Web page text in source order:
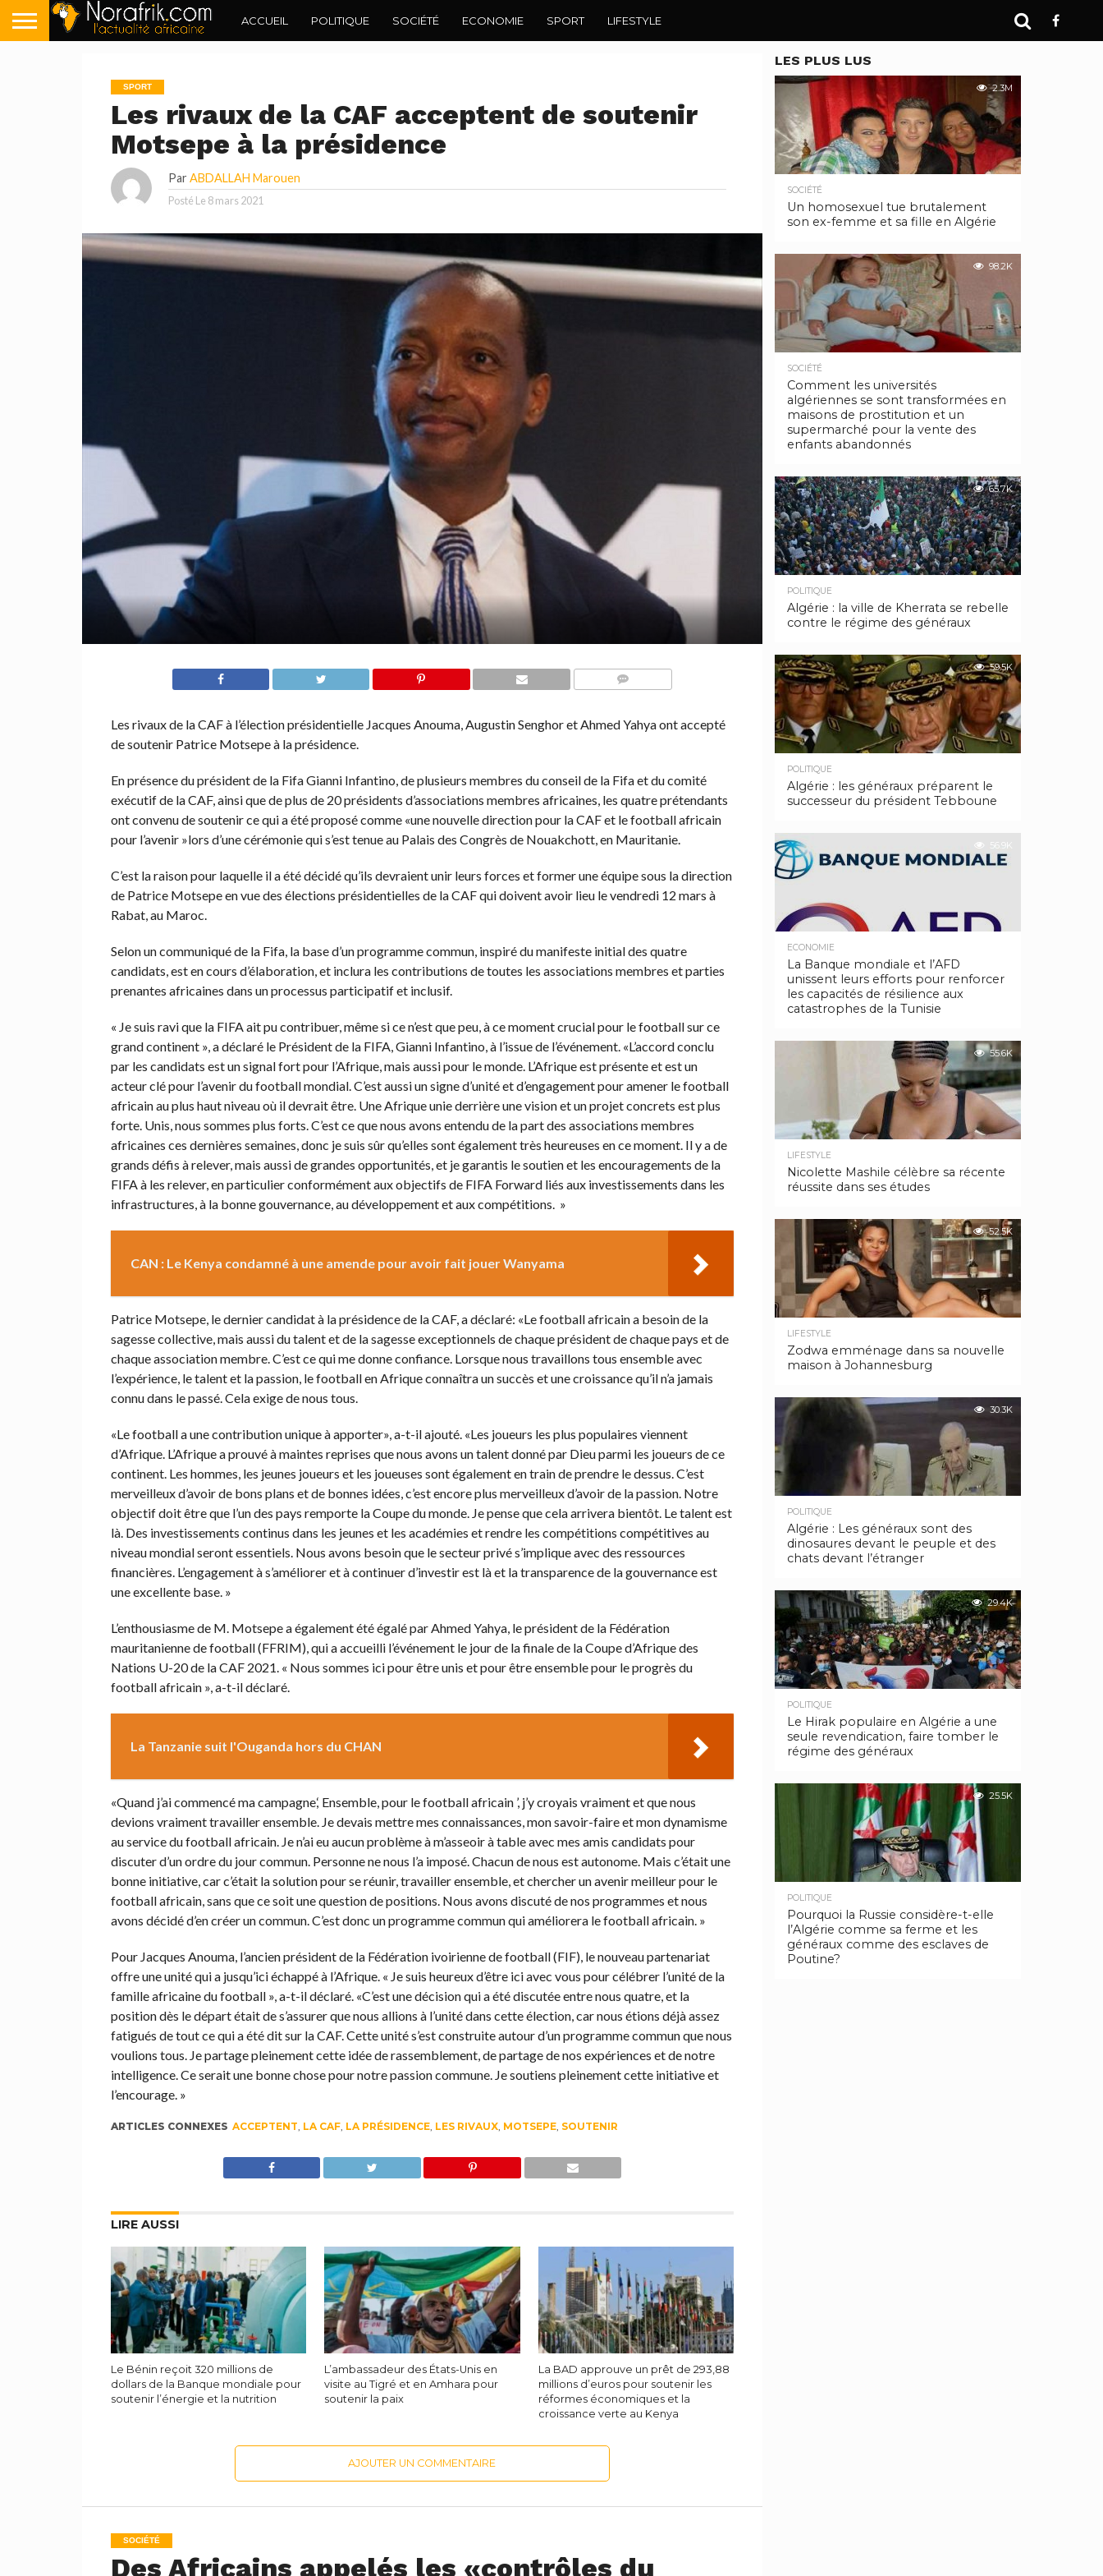
ACCUEIL POLITIQUE SOCIÉTÉ ECONOMIE SPORT LIFESTYLE
SPORT
Les rivaux de la CAF acceptent de soutenir
Motsepe à la présidence
Par ABDALLAH Marouen
Posté Le 8 mars 2021
Les rivaux de la CAF à l’élection présidentielle Jacques Anouma, Augustin Senghor et Ahmed Yahya ont accepté
de soutenir Patrice Motsepe à la présidence.
En présence du président de la Fifa Gianni Infantino, de plusieurs membres du conseil de la Fifa et du comité
exécutif de la CAF, ainsi que de plus de 20 présidents d’associations membres africaines, les quatre prétendants
ont convenu de soutenir ce qui a été proposé comme «une nouvelle direction pour la CAF et le football africain
pour l’avenir »lors d’une cérémonie qui s’est tenue au Palais des Congrès de Nouakchott, en Mauritanie.
C’est la raison pour laquelle il a été décidé qu’ils devraient unir leurs forces et former une équipe sous la direction
de Patrice Motsepe en vue des élections présidentielles de la CAF qui doivent avoir lieu le vendredi 12 mars à
Rabat, au Maroc.
Selon un communiqué de la Fifa, la base d’un programme commun, inspiré du manifeste initial des quatre
candidats, est en cours d’élaboration, et inclura les contributions de toutes les associations membres et parties
prenantes africaines dans un processus participatif et inclusif.
« Je suis ravi que la FIFA ait pu contribuer, même si ce n’est que peu, à ce moment crucial pour le football sur ce
grand continent », a déclaré le Président de la FIFA, Gianni Infantino, à l’issue de l’événement. «L’accord conclu
par les candidats est un signal fort pour l’Afrique, mais aussi pour le monde. L’Afrique est présente et est un
acteur clé pour l’avenir du football mondial. C’est aussi un signe d’unité et d’engagement pour amener le football
africain au plus haut niveau où il devrait être. Une Afrique unie derrière une vision et un projet concrets est plus
forte. Unis, nous sommes plus forts. C’est ce que nous avons entendu de la part des associations membres
africaines ces dernières semaines, donc je suis sûr qu’elles sont également très heureuses en ce moment. Il y a de
grands défis à relever, mais aussi de grandes opportunités, et je garantis le soutien et les encouragements de la
FIFA à les relever, en particulier conformément aux objectifs de FIFA Forward liés aux investissements dans les
infrastructures, à la bonne gouvernance, au développement et aux compétitions. »
CAN : Le Kenya condamné à une amende pour avoir fait jouer Wanyama
Patrice Motsepe, le dernier candidat à la présidence de la CAF, a déclaré: «Le football africain a besoin de la
sagesse collective, mais aussi du talent et de la sagesse exceptionnels de chaque président de chaque pays et de
chaque association membre. C’est ce qui me donne confiance. Lorsque nous travaillons tous ensemble avec
l’expérience, le talent et la passion, le football en Afrique connaîtra un succès et une croissance qu’il n’a jamais
connu dans le passé. Cela exige de nous tous.
«Le football a une contribution unique à apporter», a-t-il ajouté. «Les joueurs les plus populaires viennent
d’Afrique. L’Afrique a prouvé à maintes reprises que nous avons un talent donné par Dieu parmi les joueurs de ce
continent. Les hommes, les jeunes joueurs et les joueuses sont également en train de prendre le dessus. C’est
merveilleux d’avoir de bons plans et de bonnes idées, c’est encore plus merveilleux d’avoir de la passion. Notre
objectif doit être que l’un des pays remporte la Coupe du monde. Je pense que cela arrivera bientôt. Le talent est
là. Des investissements continus dans les jeunes et les académies et rendre les compétitions compétitives au
niveau mondial seront essentiels. Nous avons besoin que le secteur privé s’implique avec des ressources
financières. L’engagement à s’améliorer et à continuer d’investir est là et la transparence de la gouvernance est
une excellente base. »
L’enthousiasme de M. Motsepe a également été égalé par Ahmed Yahya, le président de la Fédération
mauritanienne de football (FFRIM), qui a accueilli l’événement le jour de la finale de la Coupe d’Afrique des
Nations U-20 de la CAF 2021. « Nous sommes ici pour être unis et pour être ensemble pour le progrès du
football africain », a-t-il déclaré.
La Tanzanie suit l'Ouganda hors du CHAN
«Quand j’ai commencé ma campagne,‘ Ensemble, pour le football africain ’, j’y croyais vraiment et que nous
devions vraiment travailler ensemble. Je devais mettre mes connaissances, mon savoir-faire et mon dynamisme
au service du football africain. Je n’ai eu aucun problème à m’asseoir à table avec mes amis candidats pour
discuter d’un ordre du jour commun. Personne ne nous l’a imposé. Chacun de nous est autonome. Mais c’était une
bonne initiative, car c’était la solution pour se réunir, travailler ensemble, et chercher un avenir meilleur pour le
football africain, sans que ce soit une question de positions. Nous avons discuté de nos programmes et nous
avons décidé d’en créer un commun. C’est donc un programme commun qui améliorera le football africain. »
Pour Jacques Anouma, l’ancien président de la Fédération ivoirienne de football (FIF), le nouveau partenariat
offre une unité qui a jusqu’ici échappé à l’Afrique. « Je suis heureux d’être ici avec vous pour célébrer l’unité de la
famille africaine du football », a-t-il déclaré. «C’est une décision qui a été discutée entre nous quatre, et la
position dès le départ était de s’assurer que nous allions à l’unité dans cette élection, car nous étions déjà assez
fatigués de tout ce qui a été dit sur la CAF. Cette unité s’est construite autour d’un programme commun que nous
voulions tous. Je partage pleinement cette idée de rassemblement, de partage de nos expériences et de notre
intelligence. Ce serait une bonne chose pour notre passion commune. Je soutiens pleinement cette initiative et
l’encourage. »
ARTICLES CONNEXES ACCEPTENT, LA CAF, LA PRÉSIDENCE, LES RIVAUX, MOTSEPE, SOUTENIR
LIRE AUSSI
Le Bénin reçoit 320 millions de
dollars de la Banque mondiale pour
soutenir l’énergie et la nutrition
L’ambassadeur des États-Unis en
visite au Tigré et en Amhara pour
soutenir la paix
La BAD approuve un prêt de 293,88
millions d’euros pour soutenir les
réformes économiques et la
croissance verte au Kenya
AJOUTER UN COMMENTAIRE
SOCIÉTÉ
Des Africains appelés les «contrôles du
LES PLUS LUS
2.3M
SOCIÉTÉ
Un homosexuel tue brutalement
son ex-femme et sa fille en Algérie
98.2K
SOCIÉTÉ
Comment les universités
algériennes se sont transformées en
maisons de prostitution et un
supermarché pour la vente des
enfants abandonnés
65.7K
POLITIQUE
Algérie : la ville de Kherrata se rebelle
contre le régime des généraux
59.5K
POLITIQUE
Algérie : les généraux préparent le
successeur du président Tebboune
56.9K
ECONOMIE
La Banque mondiale et l’AFD
unissent leurs efforts pour renforcer
les capacités de résilience aux
catastrophes de la Tunisie
55.6K
LIFESTYLE
Nicolette Mashile célèbre sa récente
réussite dans ses études
52.5K
LIFESTYLE
Zodwa emménage dans sa nouvelle
maison à Johannesburg
30.3K
POLITIQUE
Algérie : Les généraux sont des
dinosaures devant le peuple et des
chats devant l’étranger
29.4K
POLITIQUE
Le Hirak populaire en Algérie a une
seule revendication, faire tomber le
régime des généraux
25.5K
POLITIQUE
Pourquoi la Russie considère-t-elle
l’Algérie comme sa ferme et les
généraux comme des esclaves de
Poutine?